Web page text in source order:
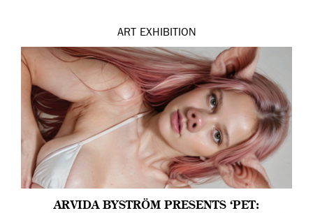
ART EXHIBITION
ARVIDA BYSTRÖM PRESENTS ‘PET: